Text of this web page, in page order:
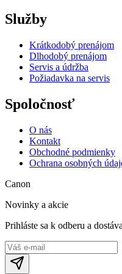
Služby
Krátkodobý prenájom
Dlhodobý prenájom
Servis a údržba
Požiadavka na servis
Spoločnosť
O nás
Kontakt
Obchodné podmienky
Ochrana osobných
Canon
Novinky a akcie
Prihláste sa k odberu a